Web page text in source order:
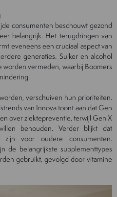
consumenten beschouwt gezond
belangrijk. Het terugdringen van
eveneens een cruciaal aspect van
generaties. Suiker en alcohol
vermeden, waarbij Boomers
verschuiven hun prioriteiten.
van Innova toont aan dat Gen
over ziektepreventie, terwijl Gen X
behouden. Verder blijkt dat
zijn voor oudere consumenten.
de belangrijkste supplementtypes
gebruikt, gevolgd door vitamine